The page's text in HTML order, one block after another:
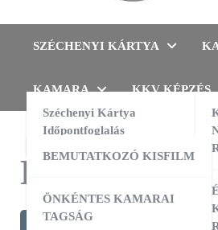
Tolna
SZÉCHENYI KÁRTYA
Széchenyi Kártya
Időpontfoglalás
KAMARA
BEMUTATKOZÓ KISFILM
ÖNKÉNTES KAMARAI
TAGSÁG
KKV KÉPZÉS
Kategória: